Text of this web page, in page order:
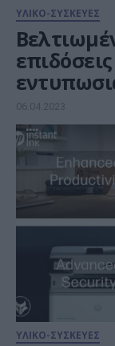
ΥΛΙΚΟ-ΣΥΣΚΕΥΕΣ
Dell
06.04.2023
ΥΛΙΚΟ-ΣΥΣΚΕΥΕΣ